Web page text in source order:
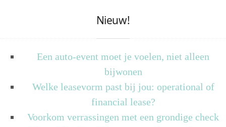
Nieuw!
Een auto-event moet je voelen, niet alleen
bijwonen
Welke leasevorm past bij jou: operational of
financial lease?
Voorkom verrassingen met een grondige check